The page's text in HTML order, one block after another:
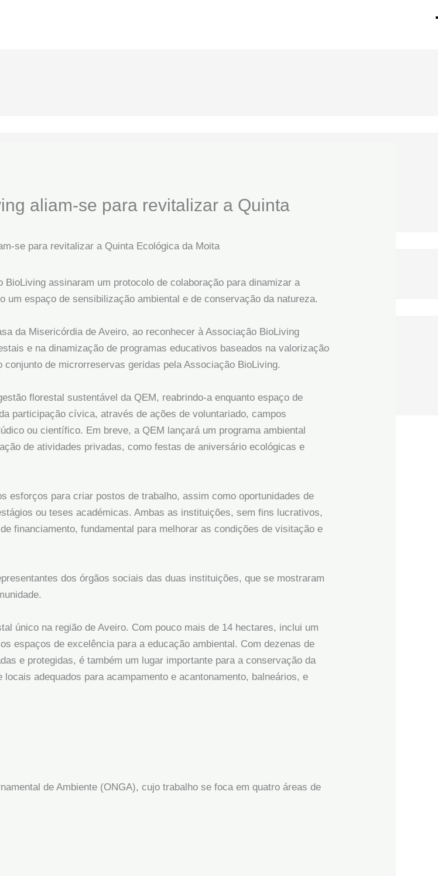
aliam-se para revitalizar a Quinta
se para revitalizar a Quinta Ecológica da Moita
assinaram um protocolo de colaboração para dinamizar a
espaço de sensibilização ambiental e de conservação da natureza.
da Misericórdia de Aveiro, ao reconhecer à Associação BioLiving
e na dinamização de programas educativos baseados na valorização
de microrreservas geridas pela Associação BioLiving.
florestal sustentável da QEM, reabrindo-a enquanto espaço de
participação cívica, através de ações de voluntariado, campos
ou científico. Em breve, a QEM lançará um programa ambiental
de atividades privadas, como festas de aniversário ecológicas e
esforços para criar postos de trabalho, assim como oportunidades de
ou teses académicas. Ambas as instituições, sem fins lucrativos,
financiamento, fundamental para melhorar as condições de visitação e
dos órgãos sociais das duas instituições, que se mostraram
único na região de Aveiro. Com pouco mais de 14 hectares, inclui um
espaços de excelência para a educação ambiental. Com dezenas de
e protegidas, é também um lugar importante para a conservação da
adequados para acampamento e acantonamento, balneários, e
de Ambiente (ONGA), cujo trabalho se foca em quatro áreas de